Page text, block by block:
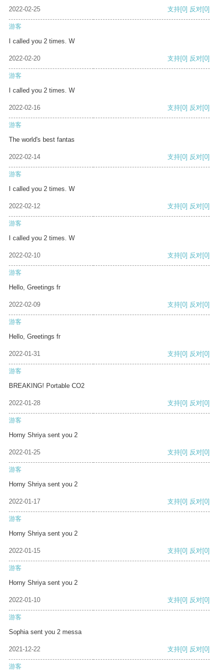
2022-02-25 支持[0] 反对[0]
游客
I called you 2 times. W
2022-02-20 支持[0] 反对[0]
游客
I called you 2 times. W
2022-02-16 支持[0] 反对[0]
游客
The world's best fantas
2022-02-14 支持[0] 反对[0]
游客
I called you 2 times. W
2022-02-12 支持[0] 反对[0]
游客
I called you 2 times. W
2022-02-10 支持[0] 反对[0]
游客
Hello, Greetings fr
2022-02-09 支持[0] 反对[0]
游客
Hello, Greetings fr
2022-01-31 支持[0] 反对[0]
游客
BREAKING! Portable CO2
2022-01-28 支持[0] 反对[0]
游客
Horny Shriya sent you 2
2022-01-25 支持[0] 反对[0]
游客
Horny Shriya sent you 2
2022-01-17 支持[0] 反对[0]
游客
Horny Shriya sent you 2
2022-01-15 支持[0] 反对[0]
游客
Horny Shriya sent you 2
2022-01-10 支持[0] 反对[0]
游客
Sophia sent you 2 messa
2021-12-22 支持[0] 反对[0]
游客